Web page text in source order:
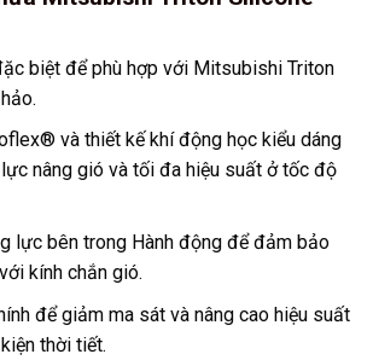
biệt để phù hợp với Mitsubishi Triton
và thiết kế khí động học kiểu dáng
nâng gió và tối đa hiệu suất ở tốc độ
lực bên trong Hành động để đảm bảo
kính chắn gió.
để giảm ma sát và nâng cao hiệu suất
thời tiết.